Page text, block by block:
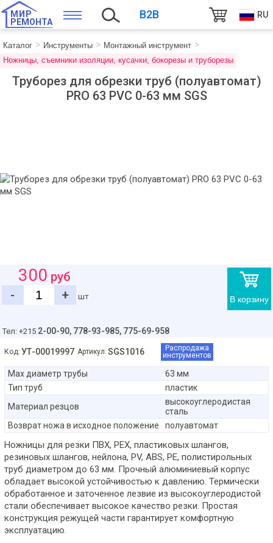
МИР
РЕМОНТА
B2B RU
Каталог Инструменты
Монтажный инструмент
Ножницы, съемники изоляции, кусачки, бокорезы и труборезы
Труборез для обрезки труб (полуавтомат)
PRO 63 PVC 0-63 мм SGS
В корзину
300 руб
-
+ шт
Тел: +215 2-00-90, 778-93-985, 775-69-958
Код: УТ-00019997 Артикул: SGS1016
Распродажа
инструментов
Max диаметр трубы
63 мм
Тип труб
пластик
Материал резцов
высокоуглеродистая
сталь
Возврат ножа в исходное положение
полуавтомат
Ножницы для резки ПВХ, PEX, пластиковых шлангов,
резиновых шлангов, нейлона, PV, ABS, PE, полистирольных
труб диаметром до 63 мм. Прочный алюминиевый корпус
обладает высокой устойчивостью к давлению. Термически
обработанное и заточенное лезвие из высокоуглеродистой
стали обеспечивает высокое качество резки. Простая
конструкция режущей части гарантирует комфортную
эксплуатацию.